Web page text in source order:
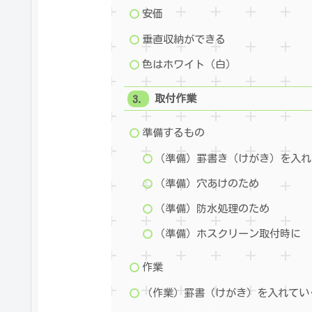
安価
垂直収納ができる
色はホワイト（白）
取付作業
準備するもの
（準備）罫書き（けがき）を入
（準備）穴あけのため
（準備）防水処理のため
（準備）ホスクリーン取付時に
作業
（作業）罫書（けがき）を入れてい